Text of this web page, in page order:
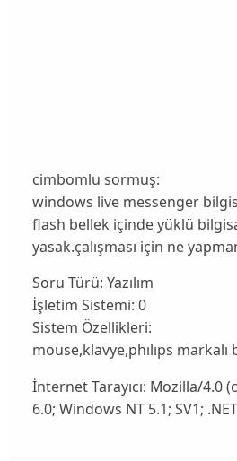
cimbomlu sormuş:
windows live messenger
flash bellek içinde yüklü
yasak.çalışması için ne
Soru Türü: Yazılım
İşletim Sistemi: 0
Sistem Özellikleri:
mouse,klavye,phılıps markalı
İnternet Tarayıcı: Mozilla/4.0
6.0; Windows NT 5.1; SV1;